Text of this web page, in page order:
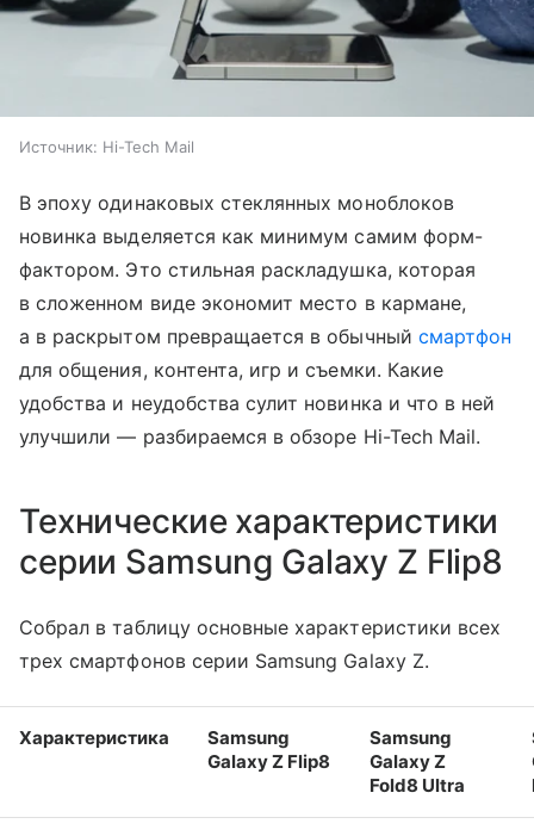
Источник: Hi-Tech Mail
В эпоху одинаковых стеклянных моноблоков
новинка выделяется как минимум самим форм-
фактором. Это стильная раскладушка, которая
в сложенном виде экономит место в кармане,
а в раскрытом превращается в обычный смартфон
для общения, контента, игр и съемки. Какие
удобства и неудобства сулит новинка и что в ней
улучшили — разбираемся в обзоре Hi-Tech Mail.
Технические характеристики
серии Samsung Galaxy Z Flip8
Собрал в таблицу основные характеристики всех
трех смартфонов серии Samsung Galaxy Z.
Характеристика
Samsung
Galaxy Z Flip8
Samsung
Galaxy Z
Fold8 Ultra